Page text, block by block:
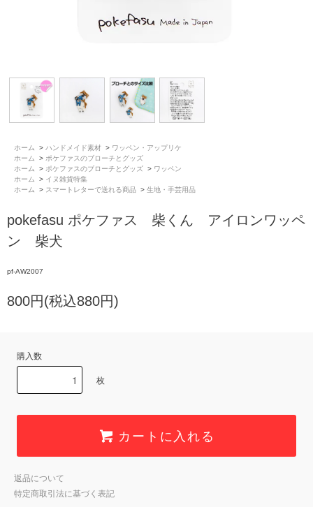
ホーム > ハンドメイド素材 > ワッペン・アップリケ
ホーム
> ポケファスのブローチとグッズ
ホーム
> ポケファスのブローチとグッズ > ワッペン
ホーム
> イヌ雑貨特集
ホーム
> スマートレターで送れる商品 > 生地・手芸用品
pokefasu ポケファス 柴くん アイロンワッペ
ン 柴犬
pf-AW2007
800円(税込880円)
購入数
枚
カートに入れる
返品について
特定商取引法に基づく表記